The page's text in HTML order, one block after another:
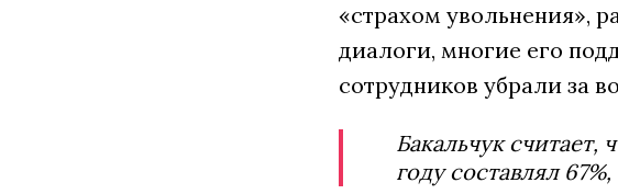
«страхом увольнения»,
диалоги, многие его
сотрудников убрали за
Бакальчук считает,
году составлял